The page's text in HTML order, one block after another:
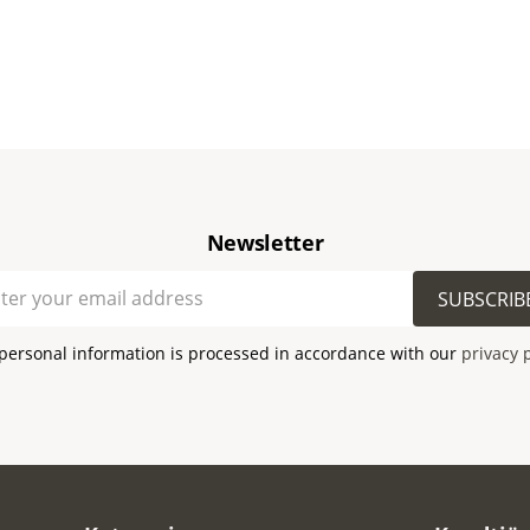
Newsletter
information is processed in accordance with our privacy